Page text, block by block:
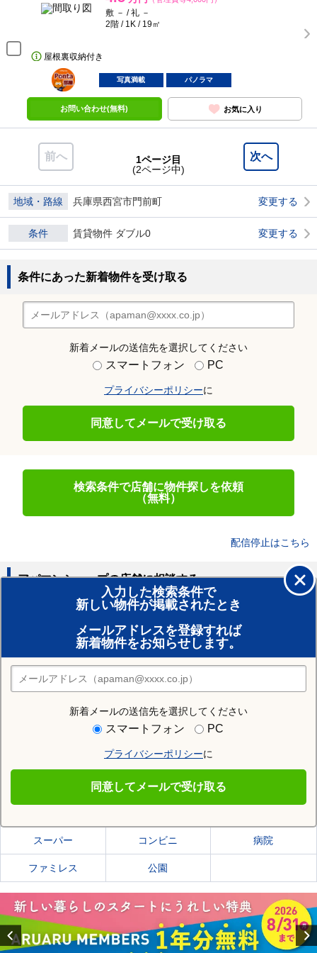
敷 － / 礼 －
2階 / 1K / 19㎡
屋根裏収納付き
ポンタ
部屋
写真満載 パノラマ
お問い合わせ(無料) お気に入り
前へ 次へ
1ページ目
(2ページ中)
地域・路線 兵庫県西宮市門前町 変更する
条件 賃貸物件 ダブル0 変更する
条件にあった新着物件を受け取る
新着メールの送信先を選択してください
スマートフォン PC
プライバシーポリシーに
同意してメールで受け取る
検索条件で店舗に物件探しを依頼
（無料）
配信停止はこちら
入力した検索条件で
新しい物件が掲載されたとき
メールアドレスを登録すれば
新着物件をお知らせします。
新着メールの送信先を選択してください
スマートフォン PC
プライバシーポリシーに
同意してメールで受け取る
アパマンショップの店舗に相談する
賃貸のプロがお部屋探し！
おまかせ物件リクエスト
住みたい街の店舗を探す
店舗検索
住む街研究所で西宮市の情報を見る
西宮市の施設一覧
スーパー コンビニ 病院
ファミレス 公園
Previous